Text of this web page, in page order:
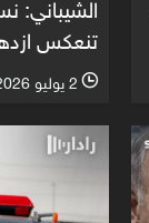
الشيباني:
تنعكس